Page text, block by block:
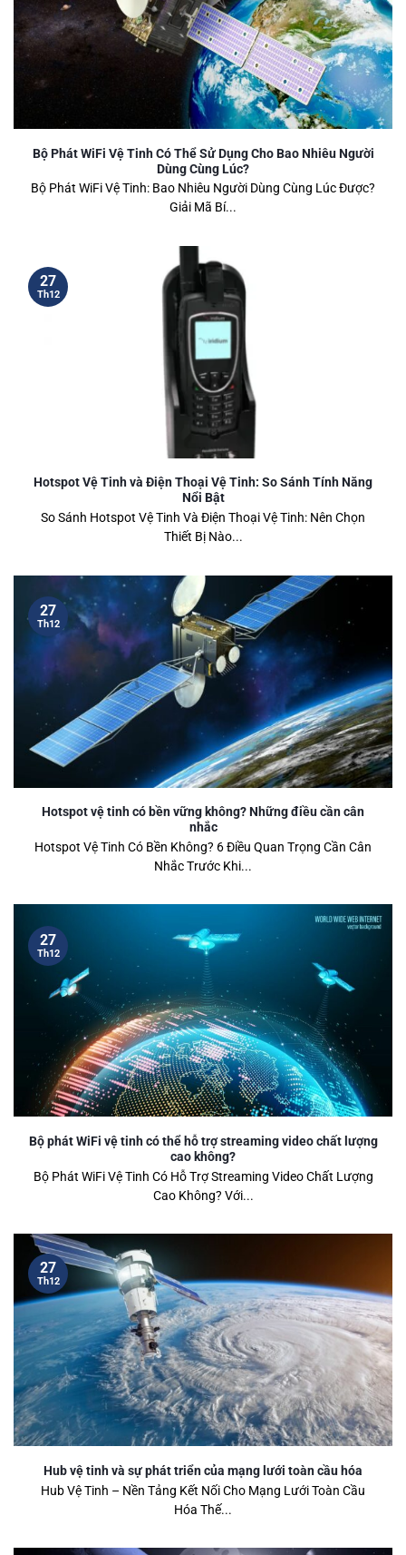
Bộ Phát WiFi Vệ Tinh Có Thể Sử Dụng Cho Bao Nhiêu Người
Dùng Cùng Lúc?
Bộ Phát WiFi Vệ Tinh: Bao Nhiêu Người Dùng Cùng Lúc Được?
Giải Mã Bí...
Hotspot Vệ Tinh và Điện Thoại Vệ Tinh: So Sánh Tính Năng
Nổi Bật
So Sánh Hotspot Vệ Tinh Và Điện Thoại Vệ Tinh: Nên Chọn
Thiết Bị Nào...
27
Th12
Hotspot vệ tinh có bền vững không? Những điều cần cân
nhắc
Hotspot Vệ Tinh Có Bền Không? 6 Điều Quan Trọng Cần Cân
Nhắc Trước Khi...
27
Th12
Bộ phát WiFi vệ tinh có thể hỗ trợ streaming video chất lượng
cao không?
Bộ Phát WiFi Vệ Tinh Có Hỗ Trợ Streaming Video Chất Lượng
Cao Không? Với...
27
Th12
Hub vệ tinh và sự phát triển của mạng lưới toàn cầu hóa
Hub Vệ Tinh – Nền Tảng Kết Nối Cho Mạng Lưới Toàn Cầu
Hóa Thế...
27
Th12